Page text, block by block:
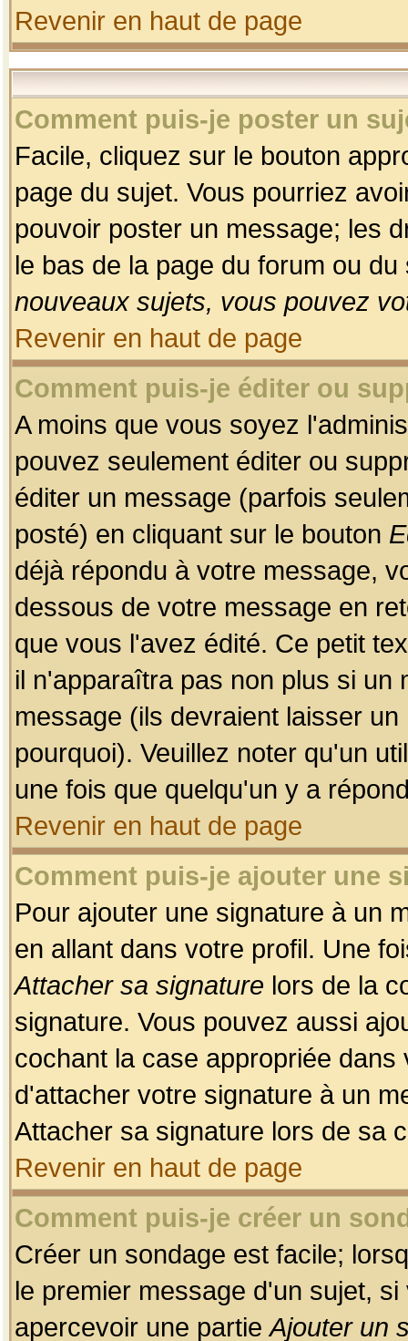
Revenir en haut de page
Comment puis-je poster un
Facile, cliquez sur le bouton
page du sujet. Vous pourriez
pouvoir poster un message; les
le bas de la page du forum ou
nouveaux sujets, vous pouvez
Revenir en haut de page
Comment puis-je éditer ou
A moins que vous soyez
pouvez seulement éditer ou
éditer un message (parfois
posté) en cliquant sur le bouton
déjà répondu à votre message,
dessous de votre message en
que vous l'avez édité. Ce petit
il n'apparaîtra pas non plus si un
message (ils devraient laisser
pourquoi). Veuillez noter qu'un
une fois que quelqu'un y a
Revenir en haut de page
Comment puis-je ajouter une
Pour ajouter une signature à un
en allant dans votre profil. Une
Attacher sa signature lors de la
signature. Vous pouvez aussi
cochant la case appropriée
d'attacher votre signature à un
Attacher sa signature lors de sa
Revenir en haut de page
Comment puis-je créer un
Créer un sondage est facile;
le premier message d'un sujet,
apercevoir une partieAjouter un